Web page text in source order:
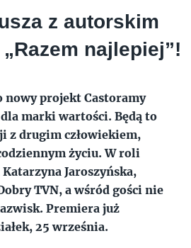
z autorskim
najlepiej”!
nowy projekt Castoramy
marki wartości. Będą to
z drugim człowiekiem,
życiu. W roli
Jaroszyńska,
TVN, a wśród gości nie
Premiera już
25 września.